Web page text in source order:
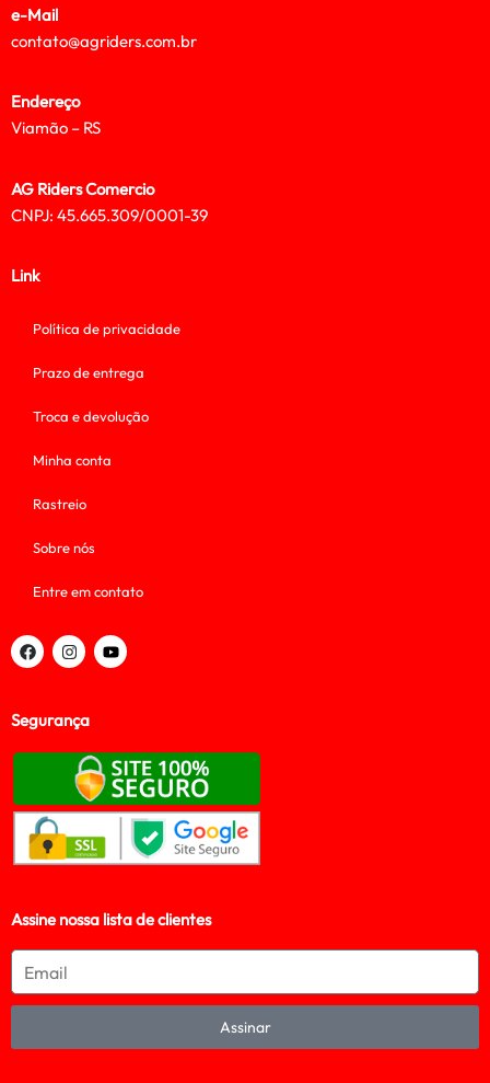
e-Mail
contato@agriders.com.br
Endereço
Viamão – RS
AG Riders Comercio
CNPJ: 45.665.309/0001-39
Link
Política de privacidade
Prazo de entrega
Troca e devolução
Minha conta
Rastreio
Sobre nós
Entre em contato
Segurança
Assine nossa lista de clientes
Assinar